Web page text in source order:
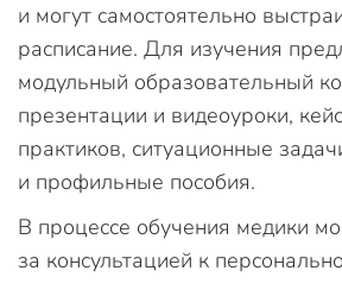
и могут самостоятельно
расписание. Для изучения
модульный образовательный
презентации и видеоуроки,
практиков, ситуационные
и профильные пособия.
В процессе обучения медики
за консультацией к